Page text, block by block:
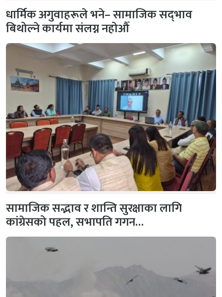
धार्मिक अगुवाहरूले भने– सामाजिक सद्‌भाव
बिथोल्ने कार्यमा संलग्न नहोऔँ
सामाजिक सद्भाव र शान्ति सुरक्षाका लागि
कांग्रेसको पहल, सभापति गगन…